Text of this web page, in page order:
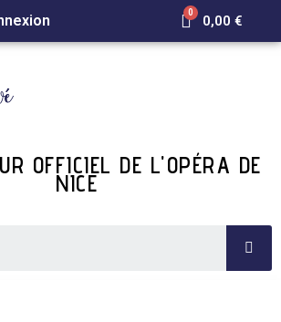
0,00 €
OFFICIEL DE L'OPÉRA DE
NICE